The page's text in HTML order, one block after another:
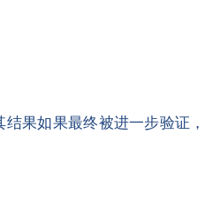
结果如果最终被进一步验证